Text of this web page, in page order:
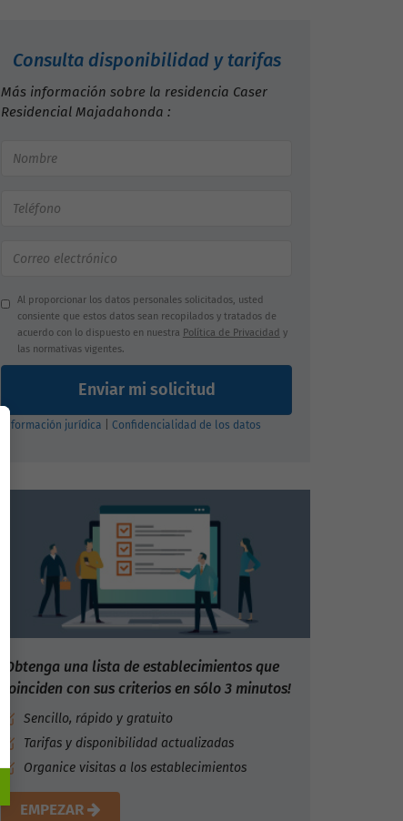
Consulta disponibilidad y tarifas
Más información sobre la residencia Caser
Residencial Majadahonda :
Al proporcionar los datos personales solicitados, usted
consiente que estos datos sean recopilados y tratados de
acuerdo con lo dispuesto en nuestra Política de Privacidad y
las normativas vigentes.
Enviar mi solicitud
Información jurídica Confidencialidad de los datos
¡Obtenga una lista de establecimientos que
coinciden con sus criterios en sólo 3 minutos!
Sencillo, rápido y gratuito
Tarifas y disponibilidad actualizadas
Organice visitas a los establecimientos
EMPEZAR